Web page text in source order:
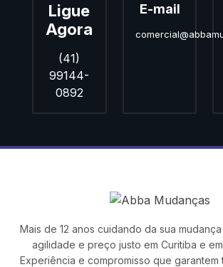
Ligue
Agora
(41)
99144-
0892
E-mail
Mais de 12 anos cuidando da sua
agilidade e preço justo em Curitiba e
Experiência e compromisso que garantem